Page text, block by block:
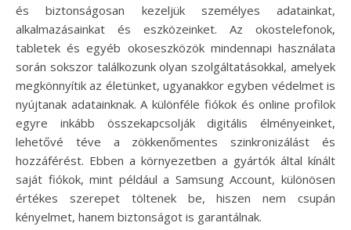
és biztonságosan kezeljük személyes adatainkat,
alkalmazásainkat és eszközeinket. Az okostelefonok,
tabletek és egyéb okoseszközök mindennapi használata
során sokszor találkozunk olyan szolgáltatásokkal, amelyek
megkönnyítik az életünket, ugyanakkor egyben védelmet is
nyújtanak adatainknak. A különféle fiókok és online profilok
egyre inkább összekapcsolják digitális élményeinket,
lehetővé téve a zökkenőmentes szinkronizálást és
hozzáférést. Ebben a környezetben a gyártók által kínált
saját fiókok, mint például a Samsung Account, különösen
értékes szerepet töltenek be, hiszen nem csupán
kényelmet, hanem biztonságot is garantálnak.